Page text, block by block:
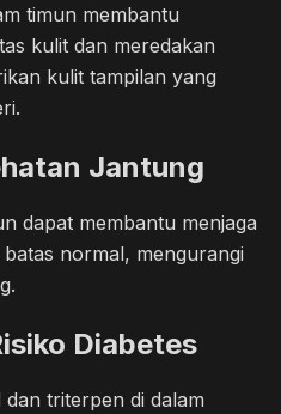
timun membantu
kulit dan meredakan
kulit tampilan yang
Jantung
dapat membantu menjaga
normal, mengurangi
Diabetes
triterpen di dalam